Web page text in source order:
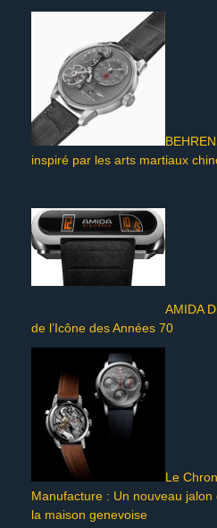
inspiré par les arts martiaux
AMIDA
de l’Icône des Années 70
Le
Manufacture : Un nouveau jalon
la maison genevoise